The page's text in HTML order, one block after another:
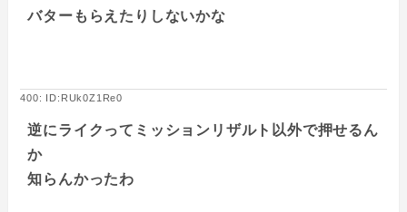
バターもらえたりしないかな
400: ID:RUk0Z1Re0
逆にライクってミッションリザルト以外で押せるん
か
知らんかったわ